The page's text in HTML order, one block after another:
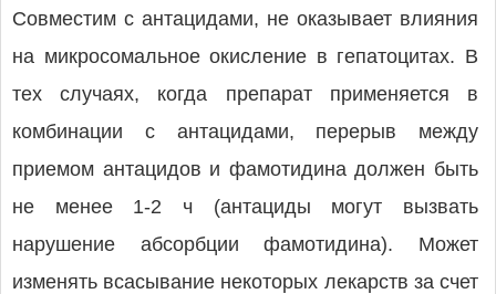
Совместим с антацидами, не оказывает влияния
на микросомальное окисление в гепатоцитах. В
тех случаях, когда препарат применяется в
комбинации с антацидами, перерыв между
приемом антацидов и фамотидина должен быть
не менее 1-2 ч (антациды могут вызвать
нарушение абсорбции фамотидина). Может
изменять всасывание некоторых лекарств за счет